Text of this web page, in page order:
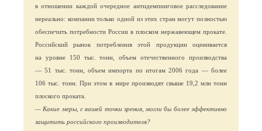
в отношении каждой очередное антидемпинговое расследование
нереально: компании только одной из этих стран могут полностью
обеспечить потребности России в плоском нержавеющем прокате.
Российский рынок потребления этой продукции оценивается
на уровне 150 тыс. тонн, объем отечественного производства
— 51 тыс. тонн, объем импорта по итогам 2006 года — более
106 тыс. тонн. При этом в мире производят свыше 19,2 млн тонн
плоского проката.
— Какие меры, с вашей точки зрения, могли бы более эффективно
защитить российского производителя?